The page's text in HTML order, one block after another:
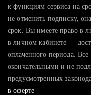
к функциям сервиса на
не отменить подписку,
срок. Вы имеете право в
в личном кабинете —
оплаченного периода.
окончательными и не
предусмотренных
в оферте